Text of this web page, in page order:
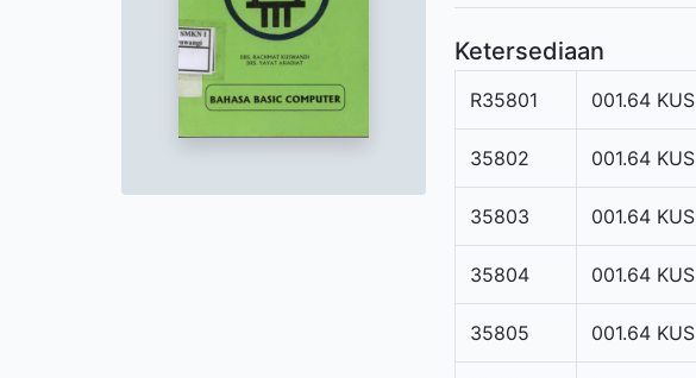
Ketersediaan
R35801 001.64
35802 001.64
35803 001.64
35804 001.64
35805 001.64